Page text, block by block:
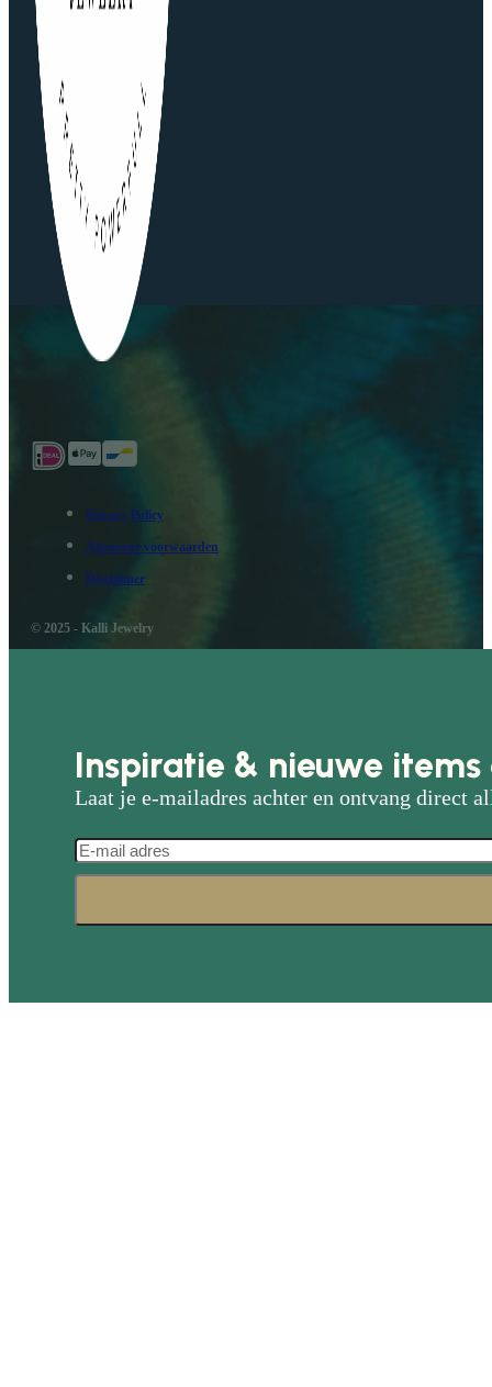
Privacy Policy
Algemene voorwaarden
Disclaimer
© 2025 - Kalli Jewelry
Inspiratie & nieuwe
Laat je e-mailadres achter en ontvang direct